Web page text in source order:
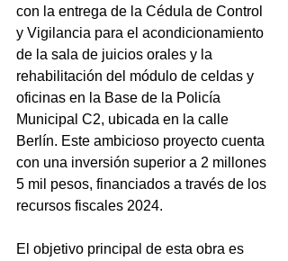
con la entrega de la Cédula de Control
y Vigilancia para el acondicionamiento
de la sala de juicios orales y la
rehabilitación del módulo de celdas y
oficinas en la Base de la Policía
Municipal C2, ubicada en la calle
Berlín. Este ambicioso proyecto cuenta
con una inversión superior a 2 millones
5 mil pesos, financiados a través de los
recursos fiscales 2024.
El objetivo principal de esta obra es